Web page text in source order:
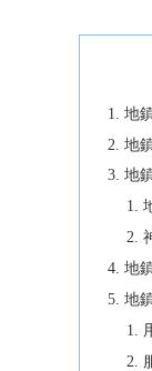
地
地
地
地
地